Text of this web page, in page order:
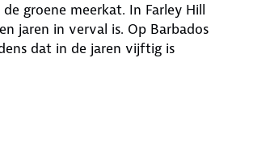
groene meerkat. In Farley Hill
jaren in verval is. Op Barbados
dat in de jaren vijftig is